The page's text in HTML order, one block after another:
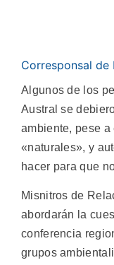
Corresponsal de
Algunos de los
Austral se
ambiente, pese
«naturales», y
hacer para que
Misnitros de
abordarán la
conferencia
grupos